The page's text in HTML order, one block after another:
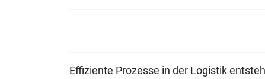
Effiziente Prozesse in der Logistik